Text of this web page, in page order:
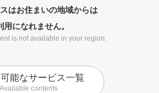
はお住まいの地域からは
用になれません。
is not available in your region.
能なサービス一覧
Available contents